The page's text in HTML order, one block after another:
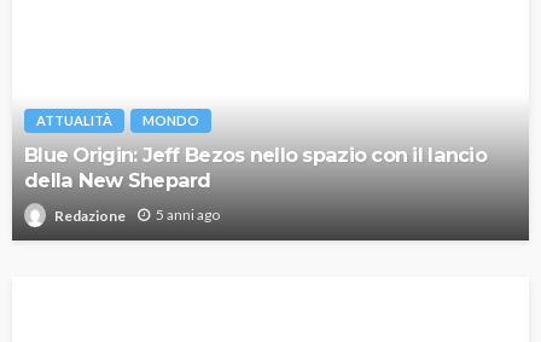
ATTUALITÀ MONDO
Blue Origin: Jeff Bezos nello spazio con il lancio
della New Shepard
Redazione 5 anni ago